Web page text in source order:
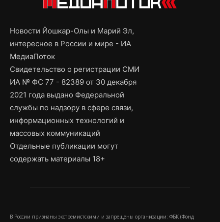
Новости Йошкар-Олы и Марий Эл,
интересное в России и мире - ИА
МедиаПоток
Свидетельство о регистрации СМИ
ИА № ФС 77 - 82389 от 30 декабря
2021 года выдано Федеральной
службы по надзору в сфере связи,
информационных технологий и
массовых коммуникаций
Отдельные публикации могут
содержать материалы 18+
В России признаны экстремистскими и запрещены организации: ФБК (Фонд